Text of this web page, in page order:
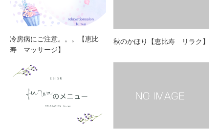
冷房病にご注意。。。【恵比
寿 マッサージ】
秋のかほり【恵比寿 リラク】